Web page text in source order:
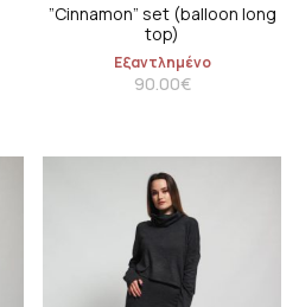
”Cinnamon” set (balloon long
top)
Εξαντλημένο
90.00€